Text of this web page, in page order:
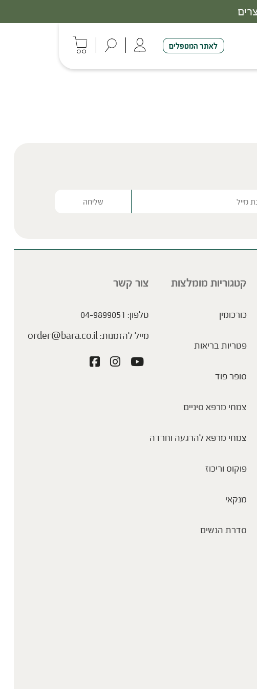
לאתר המטפלים
קטגוריות מומלצות
כורכומין
פטריות בריאות
סופר פוד
צמחי מרפא סיניים
צמחי מרפא להרגעה וחרדה
פוקוס וריכוז
מנקאי
סדרת הנשים
צור קשר
טלפון: 04-9899051
מייל להזמנות:order@bara.co.il